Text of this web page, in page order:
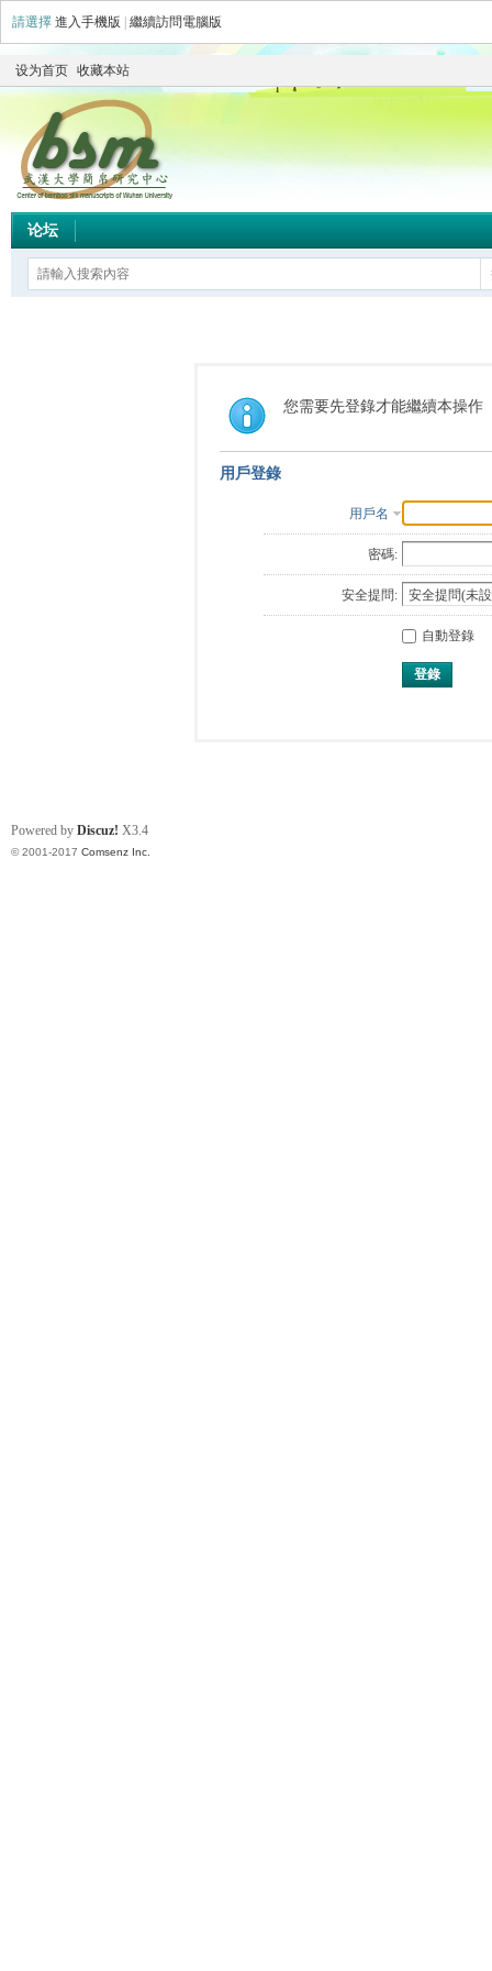
請選擇 進入手機版 繼續訪問電腦版
设为首页 收藏本站
论坛
您需要先登錄才能繼續本操作
用戶登錄
用戶名
密碼:
安全提問:
自動登錄
登錄
Powered by Discuz! X3.4
© 2001-2017 Comsenz Inc.